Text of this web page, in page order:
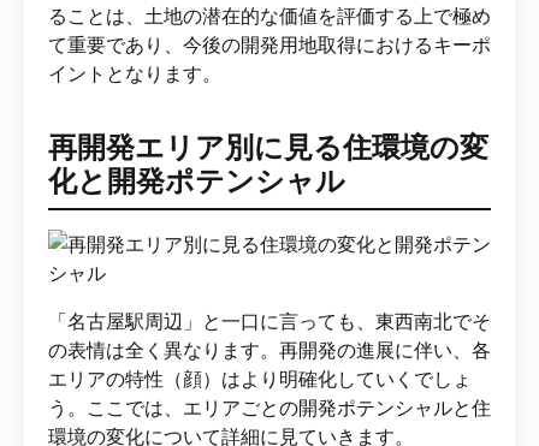
ることは、土地の潜在的な価値を評価する上で極め
て重要であり、今後の開発用地取得におけるキーポ
イントとなります。
再開発エリア別に見る住環境の変
化と開発ポテンシャル
「名古屋駅周辺」と一口に言っても、東西南北でそ
の表情は全く異なります。再開発の進展に伴い、各
エリアの特性（顔）はより明確化していくでしょ
う。ここでは、エリアごとの開発ポテンシャルと住
環境の変化について詳細に見ていきます。